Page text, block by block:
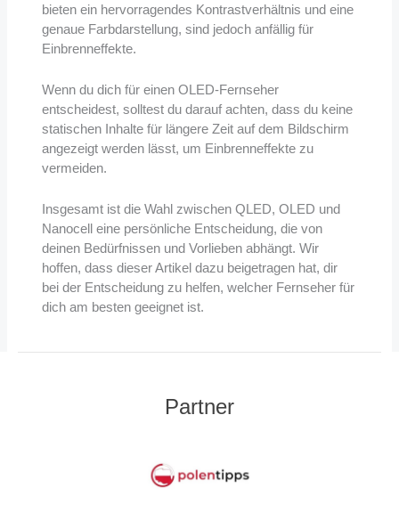
bieten ein hervorragendes Kontrastverhältnis und eine
genaue Farbdarstellung, sind jedoch anfällig für
Einbrenneffekte.
Wenn du dich für einen OLED-Fernseher
entscheidest, solltest du darauf achten, dass du keine
statischen Inhalte für längere Zeit auf dem Bildschirm
angezeigt werden lässt, um Einbrenneffekte zu
vermeiden.
Insgesamt ist die Wahl zwischen QLED, OLED und
Nanocell eine persönliche Entscheidung, die von
deinen Bedürfnissen und Vorlieben abhängt. Wir
hoffen, dass dieser Artikel dazu beigetragen hat, dir
bei der Entscheidung zu helfen, welcher Fernseher für
dich am besten geeignet ist.
Partner